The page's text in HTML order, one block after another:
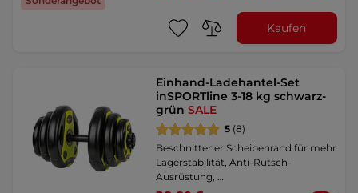
Kaufen
Einhand-Ladehantel-Set
inSPORTline 3-18 kg schwarz-
grünSALE
5 (8)
Beschnittener Scheibenrand für mehr
Lagerstabilität, Anti-Rutsch-
Ausrüstung, …